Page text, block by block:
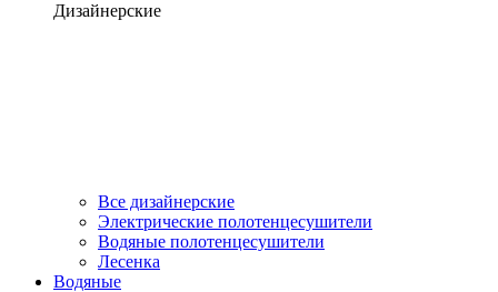
Дизайнерские
Все дизайнерские
Электрические полотенцесушители
Водяные полотенцесушители
Лесенка
Водяные